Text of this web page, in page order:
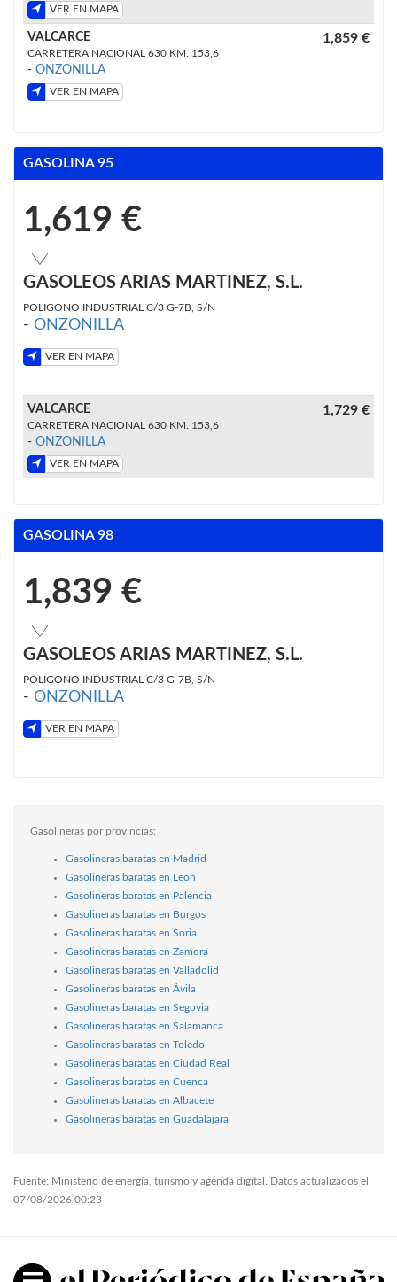
VER EN MAPA
VALCARCE
CARRETERA NACIONAL 630 KM. 153,6
- ONZONILLA
VER EN MAPA
1,859 €
GASOLINA 95
1,619 €
GASOLEOS ARIAS MARTINEZ, S.L.
POLIGONO INDUSTRIAL C/3 G-7B, S/N
- ONZONILLA
VER EN MAPA
VALCARCE
CARRETERA NACIONAL 630 KM. 153,6
- ONZONILLA
VER EN MAPA
1,729 €
GASOLINA 98
1,839 €
GASOLEOS ARIAS MARTINEZ, S.L.
POLIGONO INDUSTRIAL C/3 G-7B, S/N
- ONZONILLA
VER EN MAPA
Gasolineras por provincias:
Gasolineras baratas en Madrid
Gasolineras baratas en León
Gasolineras baratas en Palencia
Gasolineras baratas en Burgos
Gasolineras baratas en Soria
Gasolineras baratas en Zamora
Gasolineras baratas en Valladolid
Gasolineras baratas en Ávila
Gasolineras baratas en Segovia
Gasolineras baratas en Salamanca
Gasolineras baratas en Toledo
Gasolineras baratas en Ciudad Real
Gasolineras baratas en Cuenca
Gasolineras baratas en Albacete
Gasolineras baratas en Guadalajara
Fuente: Ministerio de energía, turismo y agenda digital. Datos actualizados el
07/08/2026 00:23